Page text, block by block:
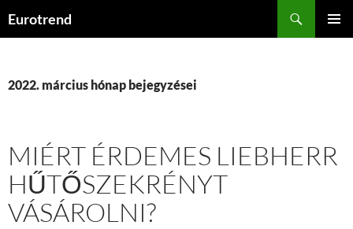
Eurotrend
2022. március hónap bejegyzései
MIÉRT ÉRDEMES LIEBHERR
HŰTŐSZEKRÉNYT
VÁSÁROLNI?